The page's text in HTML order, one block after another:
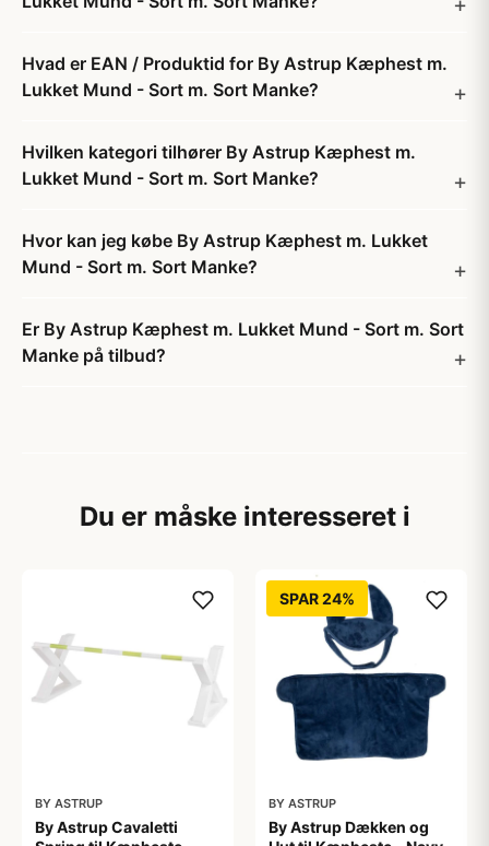
Hvad er EAN / Produktid for By Astrup Kæphest m.
Lukket Mund - Sort m. Sort Manke?
Hvilken kategori tilhører By Astrup Kæphest m.
Lukket Mund - Sort m. Sort Manke?
Hvor kan jeg købe By Astrup Kæphest m. Lukket
Mund - Sort m. Sort Manke?
Er By Astrup Kæphest m. Lukket Mund - Sort m. Sort
Manke på tilbud?
Du er måske interesseret i
BY ASTRUP
By Astrup Cavaletti
SPAR 24%
BY ASTRUP
By Astrup Dækken og